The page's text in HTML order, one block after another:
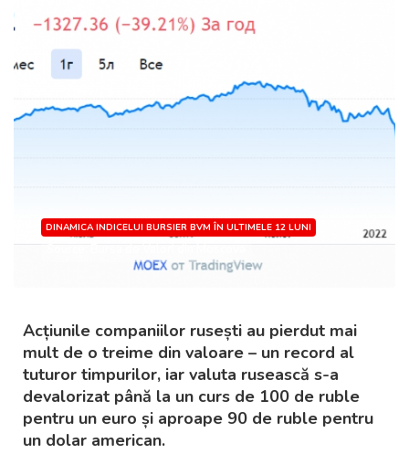
DINAMICA INDICELUI BURSIER BVM ÎN ULTIMELE 12 LUNI
Acțiunile companiilor rusești au pierdut mai
mult de o treime din valoare – un record al
tuturor timpurilor, iar valuta rusească s-a
devalorizat până la un curs de 100 de ruble
pentru un euro și aproape 90 de ruble pentru
un dolar american.